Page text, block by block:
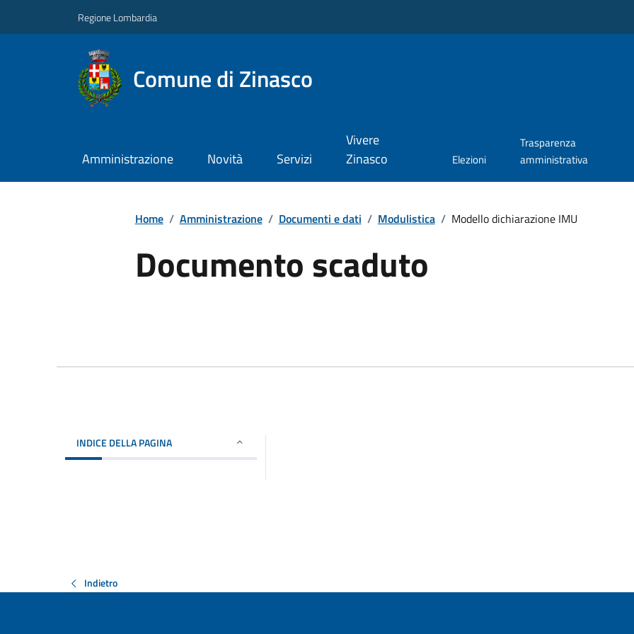
Regione Lombardia
Comune di Zinasco
Amministrazione Novità Servizi
Vivere
Zinasco
Elezioni
Trasparenza
amministrativa
Home / Amministrazione / Documenti e dati / Modulistica / Modello dichiarazione IMU
Documento scaduto
INDICE DELLA PAGINA
Indietro